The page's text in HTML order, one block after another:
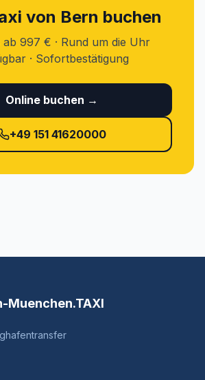
von Bern buchen
ab 997 € · Rund um die Uhr
· Sofortbestätigung
Online buchen →
+49 151 41620000
Muenchen.TAXI